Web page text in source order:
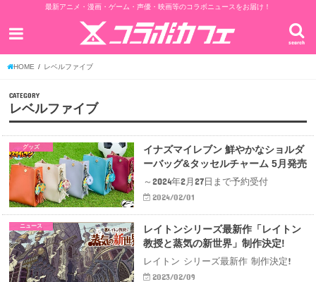
最新アニメ・漫画・ゲーム・声優・映画等のコラボニュースをお届け！
search
HOME レベルファイブ
CATEGORY
レベルファイブ
グッズ
イナズマイレブン 鮮やかなショルダ
ーバッグ&タッセルチャーム 5月発売
～2024年2月27日まで予約受付
2024/02/01
ニュース
レイトンシリーズ最新作「レイトン
教授と蒸気の新世界」制作決定!
レイトン シリーズ最新作 制作決定!
2023/02/09